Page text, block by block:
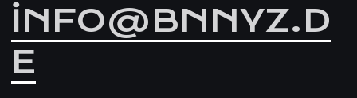
INFO@BNNYZ.D
E